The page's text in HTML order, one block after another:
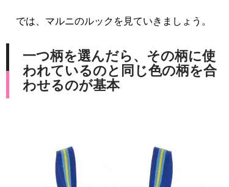
では、マルニのルックを見ていきましょう。
一つ柄を選んだら、その柄に使
われているのと同じ色の柄を合
わせるのが基本